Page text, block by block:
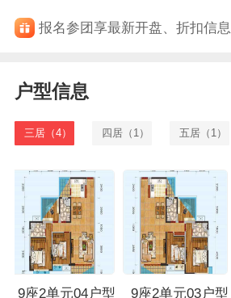
报名参团享最新开盘、折扣信息
户型信息
三居（4） 四居（1） 五居（1）
9座2单元04户型
9座2单元03户型